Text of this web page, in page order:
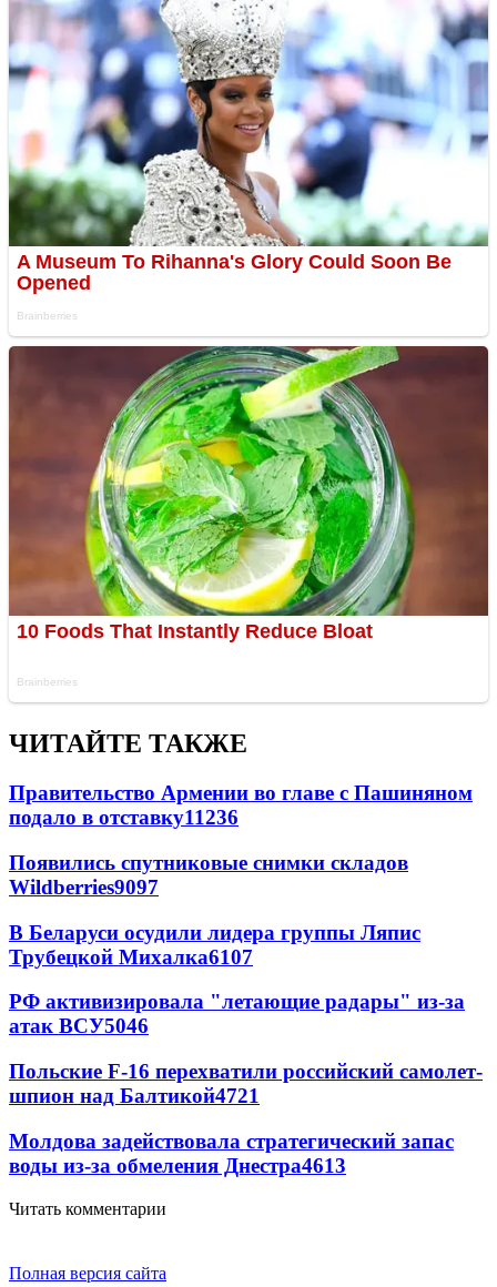
ЧИТАЙТЕ ТАКЖЕ
Правительство Армении во главе с Пашиняном
подало в отставку11236
Появились спутниковые снимки складов
Wildberries9097
В Беларуси осудили лидера группы Ляпис
Трубецкой Михалка6107
РФ активизировала "летающие радары" из-за
атак ВСУ5046
Польские F-16 перехватили российский самолет-
шпион над Балтикой4721
Молдова задействовала стратегический запас
воды из-за обмеления Днестра4613
Читать комментарии
Полная версия сайта